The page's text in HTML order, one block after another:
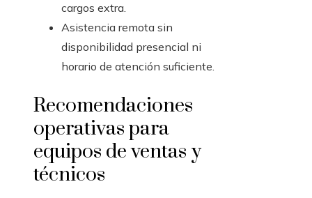
cargos extra.
Asistencia remota sin
disponibilidad presencial ni
horario de atención suficiente.
Recomendaciones
operativas para
equipos de ventas y
técnicos